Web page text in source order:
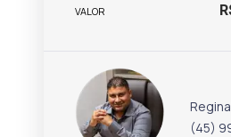
VALOR
(45)